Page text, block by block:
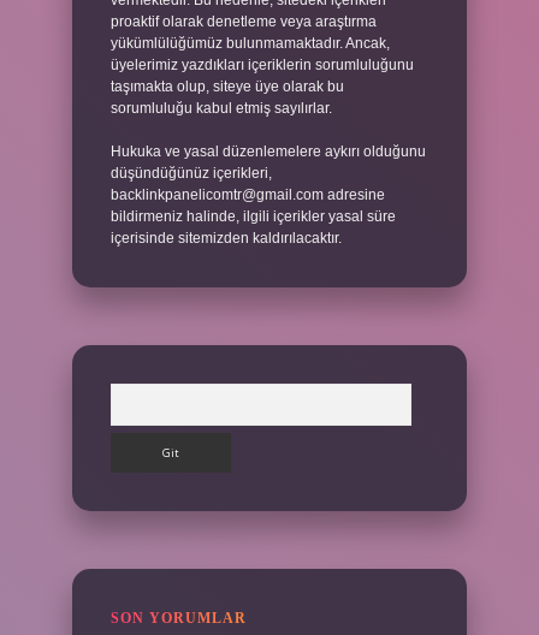
proaktif olarak denetleme veya araştırma
yükümlülüğümüz bulunmamaktadır. Ancak,
üyelerimiz yazdıkları içeriklerin sorumluluğunu
taşımakta olup, siteye üye olarak bu
sorumluluğu kabul etmiş sayılırlar.
Hukuka ve yasal düzenlemelere aykırı olduğunu
düşündüğünüz içerikleri,
backlinkpanelicomtr@gmail.com adresine
bildirmeniz halinde, ilgili içerikler yasal süre
içerisinde sitemizden kaldırılacaktır.
SON YORUMLAR